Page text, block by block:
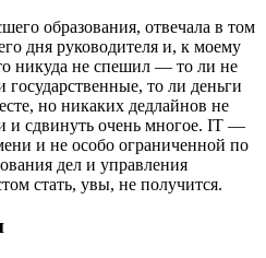
образования, отвечала в том
дня руководителя и, к моему
никуда не спешил — то ли не
государственные, то ли деньги
но никаких дедлайнов не
и сдвинуть очень многое. IT —
и не особо ограниченной по
дел и управления
стать, увы, не получится.